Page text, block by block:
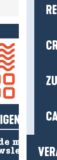
mich für
an